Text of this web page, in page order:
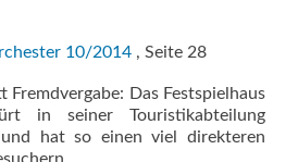
10/2014 , Seite 28
Fremdvergabe: Das Festspielhaus
in seiner Touristikabteilung
und hat so einen viel direkteren